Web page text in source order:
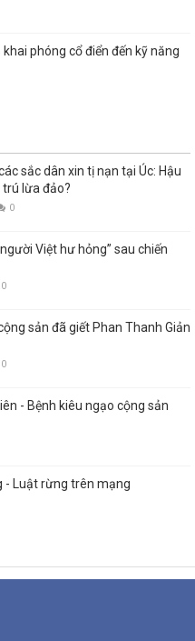
phóng cổ điển đến kỹ năng
sắc dân xin tị nạn tại Úc: Hậu
lừa đảo?
0
Việt hư hỏng” sau chiến
0
sản đã giết Phan Thanh Giản
0
- Bệnh kiêu ngạo cộng sản
- Luật rừng trên mạng